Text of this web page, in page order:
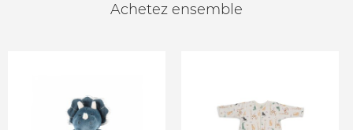
Achetez ensemble